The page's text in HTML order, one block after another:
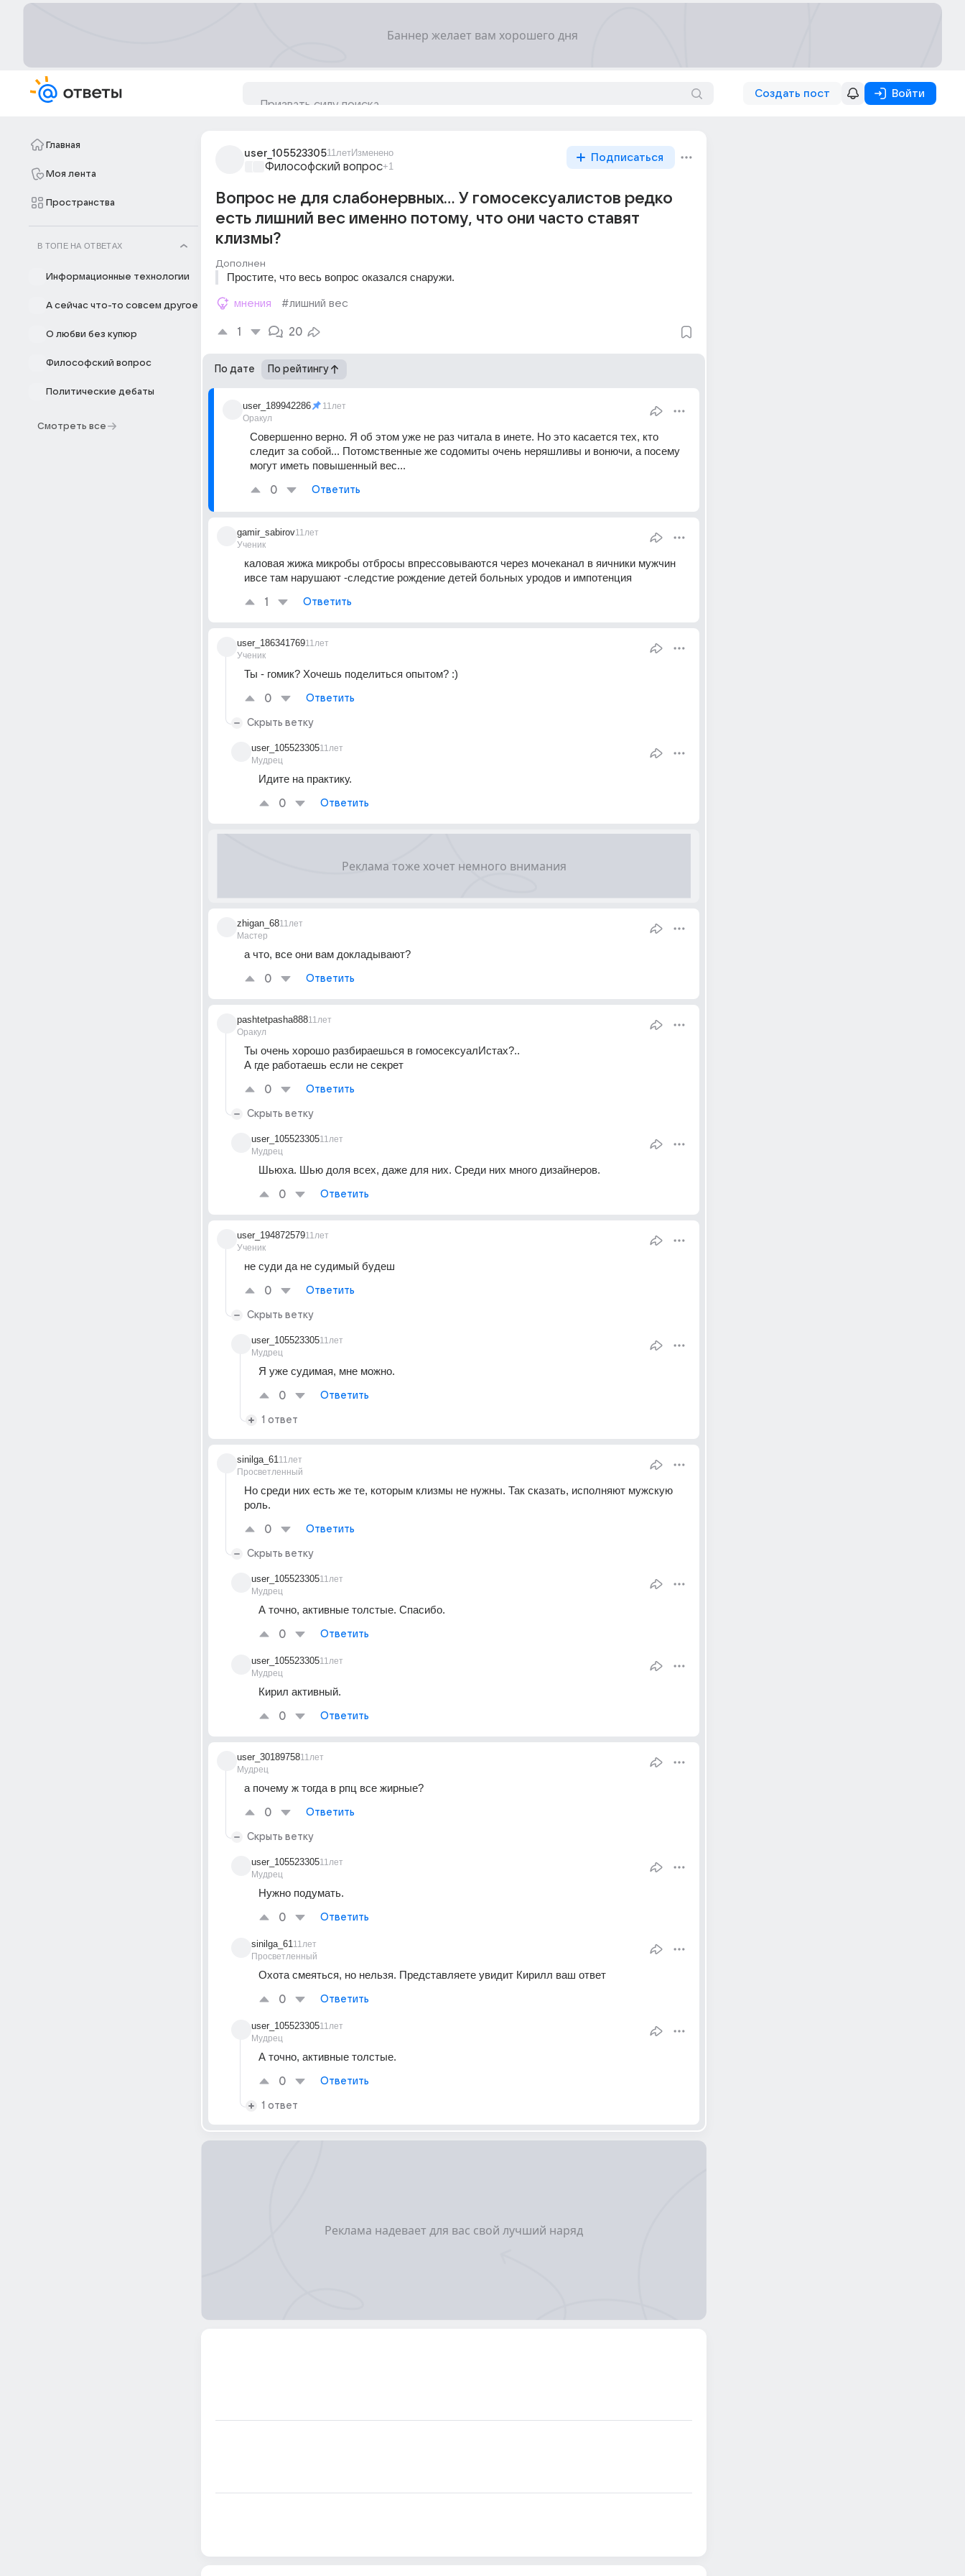
Создать пост Войти
Главная
Моя лента
Пространства
В ТОПЕ НА ОТВЕТАХ
Информационные технологии
А сейчас что-то совсем другое
О любви без купюр
Философский вопрос
Политические дебаты
Смотреть все
user_10552330511летИзменено
Философский вопрос+1
Подписаться
Вопрос не для слабонервных... У гомосексуалистов редко
есть лишний вес именно потому, что они часто ставят
клизмы?
Дополнен
Простите, что весь вопрос оказался снаружи.
мнения #лишний вес
1 20
По дате По рейтингу
user_189942286
Оракул
11лет
Совершенно верно. Я об этом уже не раз читала в инете. Но это касается тех, кто
следит за собой... Потомственные же содомиты очень неряшливы и вонючи, а посему
могут иметь повышенный вес...
0 Ответить
gamir_sabirov
Ученик
11лет
каловая жижа микробы отбросы впрессовываются через мочеканал в яичники мужчин
ивсе там нарушают -следстие рождение детей больных уродов и импотенция
1 Ответить
user_186341769
Ученик
11лет
Ты - гомик? Хочешь поделиться опытом? :)
0 Ответить
Скрыть ветку
user_105523305
Мудрец
11лет
Идите на практику.
0 Ответить
zhigan_68
Мастер
11лет
а что, все они вам докладывают?
0 Ответить
pashtetpasha888
Оракул
11лет
Ты очень хорошо разбираешься в гомосексуалИстах?..
А где работаешь если не секрет
0 Ответить
Скрыть ветку
user_105523305
Мудрец
11лет
Шьюха. Шью доля всех, даже для них. Среди них много дизайнеров.
0 Ответить
user_194872579
Ученик
11лет
не суди да не судимый будеш
0 Ответить
Скрыть ветку
user_105523305
Мудрец
11лет
Я уже судимая, мне можно.
0 Ответить
1 ответ
sinilga_61
Просветленный
11лет
Но среди них есть же те, которым клизмы не нужны. Так сказать, исполняют мужскую
роль.
0 Ответить
Скрыть ветку
user_105523305
Мудрец
11лет
А точно, активные толстые. Спасибо.
0 Ответить
user_105523305
Мудрец
11лет
Кирил активный.
0 Ответить
user_30189758
Мудрец
11лет
а почему ж тогда в рпц все жирные?
0 Ответить
Скрыть ветку
user_105523305
Мудрец
11лет
Нужно подумать.
0 Ответить
sinilga_61
Просветленный
11лет
Охота смеяться, но нельзя. Представляете увидит Кирилл ваш ответ
0 Ответить
user_105523305
Мудрец
11лет
А точно, активные толстые.
0 Ответить
1 ответ